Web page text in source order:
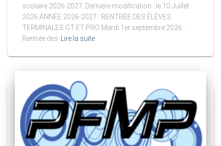
scolaire 2026-2027. Dernière modification : le 10 Juillet
2026 ANNÉE 2026-2027 : RENTRÉE DES ÉLÈVES
TERMINALES GT ET PRO Mardi 1er septembre 2026 :
Rentrée des Lire la suite